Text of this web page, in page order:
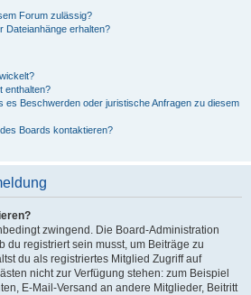
Forum zulässig?
Dateianhänge erhalten?
enthalten?
es Beschwerden oder juristische Anfragen zu diesem
Boards kontaktieren?
zwingend. Die Board-Administration
du registriert sein musst, um Beiträge zu
du als registriertes Mitglied Zugriff auf
nicht zur Verfügung stehen: zum Beispiel
E-Mail-Versand an andere Mitglieder, Beitritt